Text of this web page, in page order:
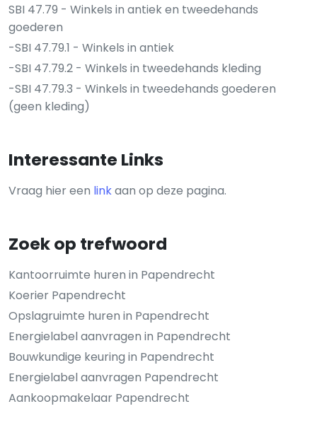
SBI 47.79 - Winkels in antiek en tweedehands
goederen
-SBI 47.79.1 - Winkels in antiek
-SBI 47.79.2 - Winkels in tweedehands kleding
-SBI 47.79.3 - Winkels in tweedehands goederen
(geen kleding)
Interessante Links
Vraag hier een linkaan op deze pagina.
Zoek op trefwoord
Kantoorruimte huren in Papendrecht
Koerier Papendrecht
Opslagruimte huren in Papendrecht
Energielabel aanvragen in Papendrecht
Bouwkundige keuring in Papendrecht
Energielabel aanvragen Papendrecht
Aankoopmakelaar Papendrecht